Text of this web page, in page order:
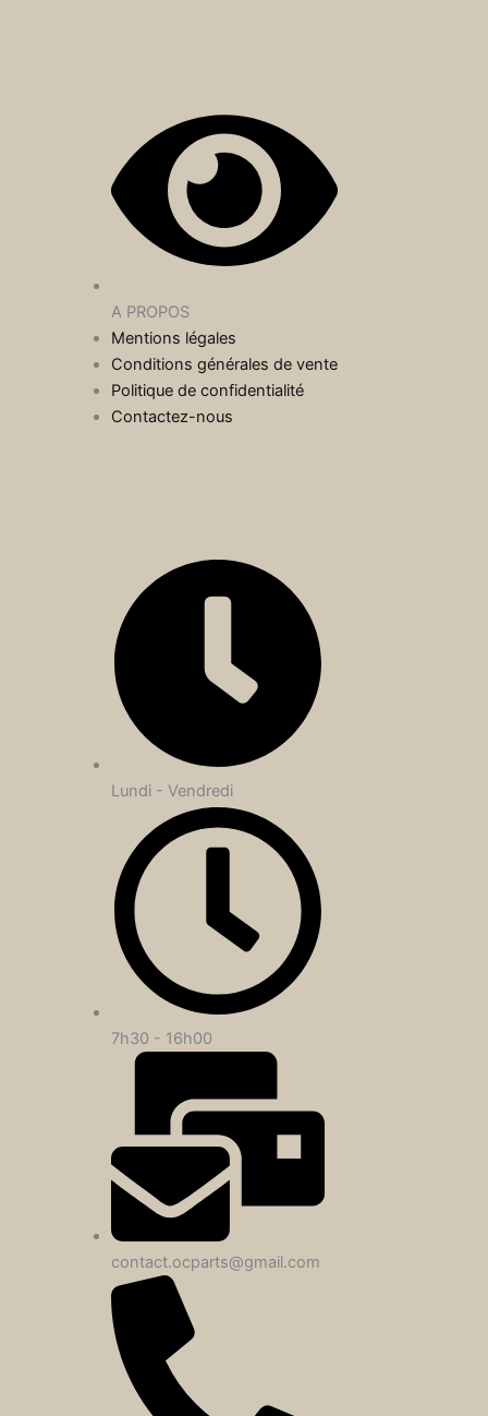
A PROPOS
Mentions légales
Conditions générales de vente
Politique de confidentialité
Contactez-nous
Lundi - Vendredi
7h30 - 16h00
contact.ocparts@gmail.com